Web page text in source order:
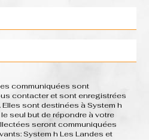
communiquées sont
contacter et sont enregistrées
sont destinées à System h
seul but de répondre à votre
seront communiquées
System h Les Landes et